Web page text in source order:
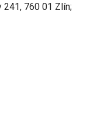
241, 760 01 Zlín;